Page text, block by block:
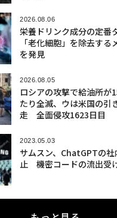
2026.08.06
栄養ドリンク成分の定番
「老化細胞」を除去する
を発見
2026.08.05
ロシアの攻撃で給油所が
たり全滅、ウは米国の引
走 全面侵攻1623日目
2023.05.03
サムスン、ChatGPTの社
止 機密コードの流出受